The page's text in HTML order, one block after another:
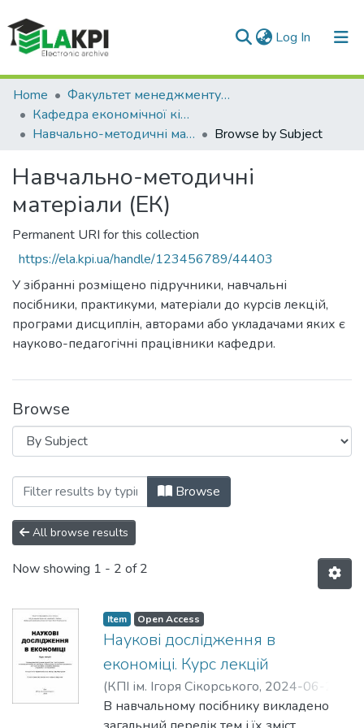
Log In (current)
Communities & Collections
All of DSpace
Home
Факультет менеджменту та маркетингу (ФММ)
Кафедра економічної кібернетики (ЕК)
Навчально-методичні матеріали (ЕК)
Browse by Subject
Навчально-методичні
матеріали (ЕК)
Permanent URI for this collection
https://ela.kpi.ua/handle/123456789/44403
У зібранні розміщено підручники, навчальні
посібники, практикуми, матеріали до курсів лекцій,
програми дисциплін, авторами або укладачами яких є
науково-педагогічні працівники кафедри.
Browse
Browsing Навчально-методичні
Browse
All browse results
Now showing 1 - 2 of 2
Item Open Access
Наукові дослідження в
економіці. Курс лекцій
(КПІ ім. Ігоря Сікорського, 2024-06-20
Трофименко, Олена Олексіївна;Шевчук,
В навчальному посібнику викладено